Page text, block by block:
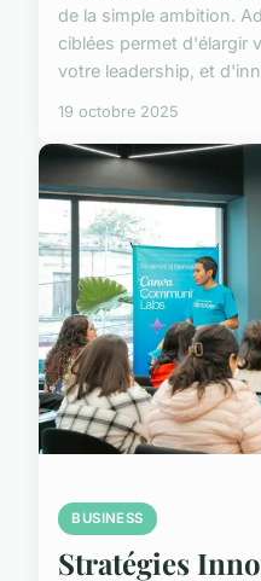
de la simple ambition.
ciblées permet d'élargir
votre leadership, et
19 octobre 2025
BUSINESS
Stratégies